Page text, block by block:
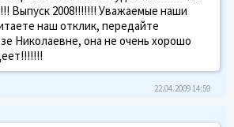
Выпуск 2008!!!!!!! Уважаемые наши
наш отклик, передайте
Николаевне, она не очень хорошо
22.04.2009 14:59